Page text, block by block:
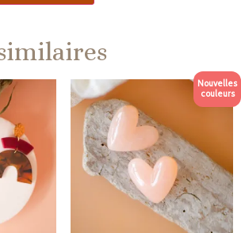
Nouvelles
couleurs